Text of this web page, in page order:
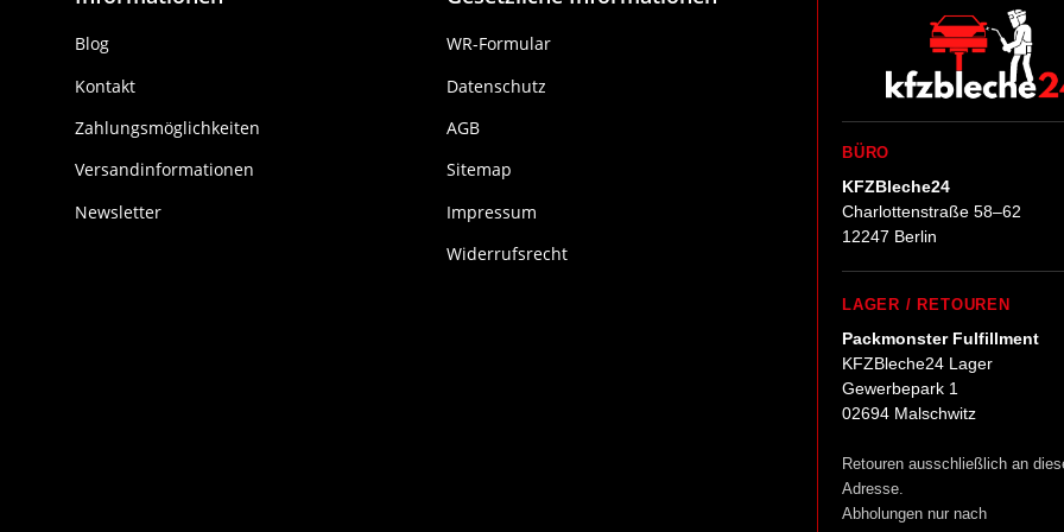
Blog
Kontakt
Zahlungsmöglichkeiten
Versandinformationen
Newsletter
WR-Formular
Datenschutz
AGB
Sitemap
Impressum
Widerrufsrecht
BÜRO
KFZBleche24
Charlottenstraße 58–62
12247 Berlin
LAGER / RETOUREN
Packmonster Fulfillment
KFZBleche24 Lager
Gewerbepark 1
02694 Malschwitz
Retouren ausschließlich an
Adresse.
Abholungen nur nach